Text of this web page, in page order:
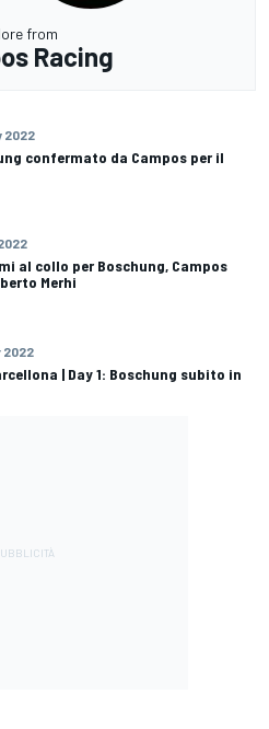
from
Racing
2022
confermato da Campos per il
al collo per Boschung, Campos
Merhi
2022
| Day 1: Boschung subito in